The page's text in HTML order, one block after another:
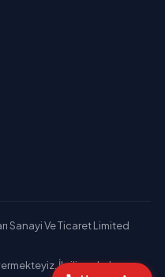
Sanayi Ve Ticaret Limited
İlgili markaların